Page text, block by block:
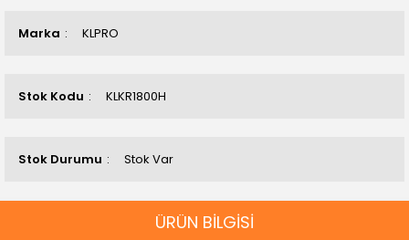
Marka KLPRO
Stok Kodu KLKR1800H
Stok Durumu Stok Var
ÜRÜN BİLGİSİ